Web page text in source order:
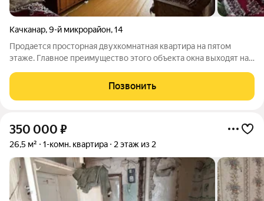
Качканар,9-й микрорайон,14
Продается просторная двухкомнатная квартира на пятом
этаже. Главное преимущество этого объекта окна выходят на
сделан крепкий,
Позвонить
350 000 ₽
26,5 м² 1-комн. квартира 2 этаж из 2